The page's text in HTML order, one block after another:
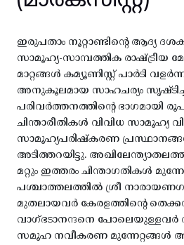
ഇരുപതാം നൂറ്റാണ്ടിന്റെ ആദ്യ
സാമൂഹ്യ-സാമ്പത്തിക രാഷ്ട്രീയ
മാറ്റങ്ങൾ കമ്യൂണിസ്റ്റ് പാർടി
അനുകൂലമായ സാഹചര്യം
പരിവർത്തനത്തിന്റെ ഭാഗമായി
ചിന്താരീതികൾ വിവിധ സാമൂഹ്യ
സാമൂഹ്യപരിഷ്കരണ
അടിത്തറയിട്ടു.
മറ്റും ഇത്തരം ചിന്താഗതികൾ
പശ്ചാത്തലത്തിൽ ശ്രീ
മുതലായവർ കേരളത്തിന്റെ
വാഗ്ഭടാനന്ദനെ പോലെയുള്ളവർ
സമൂഹ നവീകരണ മുന്നേറ്റങ്ങൾ